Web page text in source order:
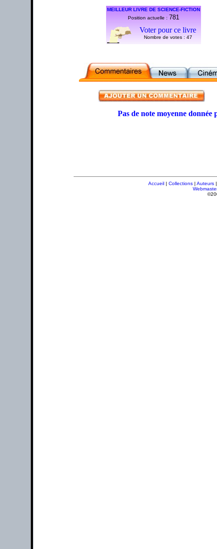
MEILLEUR LIVRE DE SCIENCE-FICTION
Position actuelle : 781
Voter pour ce livre
Nombre de votes : 47
Pas de note moyenne
Accueil | Collections | Auteurs